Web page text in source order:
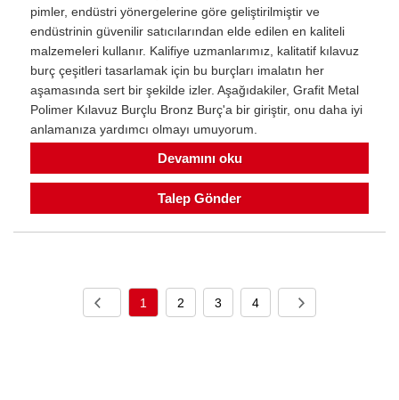
pimler, endüstri yönergelerine göre geliştirilmiştir ve
endüstrinin güvenilir satıcılarından elde edilen en kaliteli
malzemeleri kullanır. Kalifiye uzmanlarımız, kalitatif kılavuz
burç çeşitleri tasarlamak için bu burçları imalatın her
aşamasında sert bir şekilde izler. Aşağıdakiler, Grafit Metal
Polimer Kılavuz Burçlu Bronz Burç'a bir giriştir, onu daha iyi
anlamanıza yardımcı olmayı umuyorum.
Devamını oku
Talep Gönder
1 2 3 4